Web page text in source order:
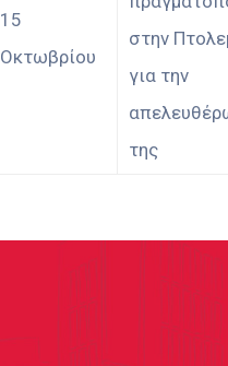
15
Οκτωβρίου
στην
για την
της